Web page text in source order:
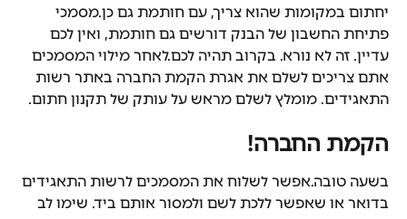
יחתום במקומות שהוא צריך, עם חותמת גם כן.מסמכי
פתיחת החשבון של הבנק דורשים גם חותמת, ואין לכם
עדיין. זה לא נורא. בקרוב תהיה לכם.לאחר מילוי המסמכים
אתם צריכים לשלם את אגרת הקמת החברה באתר רשות
התאגידים. מומלץ לשלם מראש על עותק של תקנון חתום.
הקמת החברה!
בשעה טובה.אפשר לשלוח את המסמכים לרשות התאגידים
בדואר או שאפשר ללכת לשם ולמסור אותם ביד. שימו לב